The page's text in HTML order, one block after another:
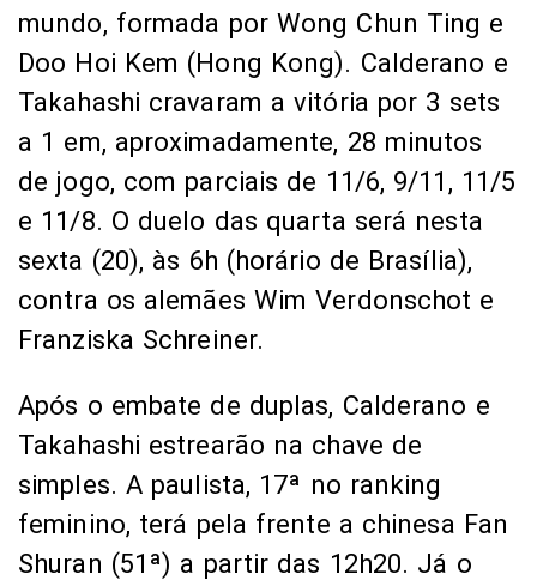
mundo, formada por Wong Chun Ting e
Doo Hoi Kem (Hong Kong). Calderano e
Takahashi cravaram a vitória por 3 sets
a 1 em, aproximadamente, 28 minutos
de jogo, com parciais de 11/6, 9/11, 11/5
e 11/8. O duelo das quarta será nesta
sexta (20), às 6h (horário de Brasília),
contra os alemães Wim Verdonschot e
Franziska Schreiner.
Após o embate de duplas, Calderano e
Takahashi estrearão na chave de
simples. A paulista, 17ª no ranking
feminino, terá pela frente a chinesa Fan
Shuran (51ª) a partir das 12h20. Já o